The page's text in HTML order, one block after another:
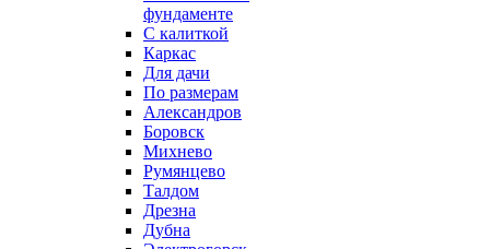
фундаменте
С калиткой
Каркас
Для дачи
По размерам
Александров
Боровск
Михнево
Румянцево
Талдом
Дрезна
Дубна